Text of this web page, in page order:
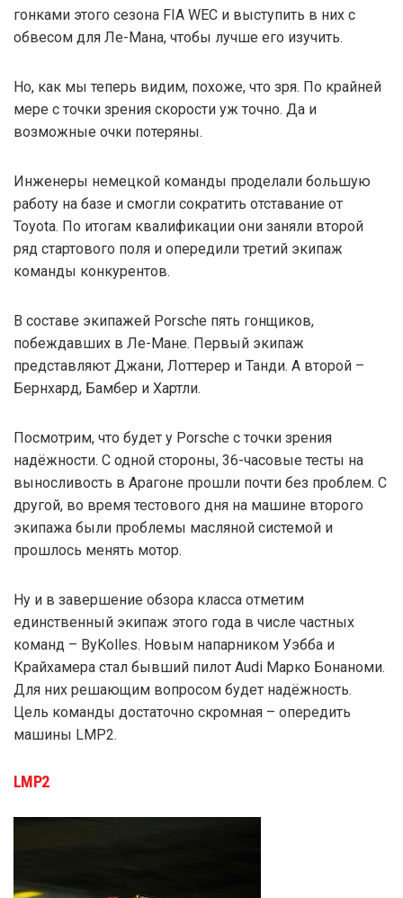
гонками этого сезона FIA WEC и выступить в них с
обвесом для Ле-Мана, чтобы лучше его изучить.
Но, как мы теперь видим, похоже, что зря. По крайней
мере с точки зрения скорости уж точно. Да и
возможные очки потеряны.
Инженеры немецкой команды проделали большую
работу на базе и смогли сократить отставание от
Toyota. По итогам квалификации они заняли второй
ряд стартового поля и опередили третий экипаж
команды конкурентов.
В составе экипажей Porsche пять гонщиков,
побеждавших в Ле-Мане. Первый экипаж
представляют Джани, Лоттерер и Танди. А второй –
Бернхард, Бамбер и Хартли.
Посмотрим, что будет у Porsche с точки зрения
надёжности. С одной стороны, 36-часовые тесты на
выносливость в Арагоне прошли почти без проблем. С
другой, во время тестового дня на машине второго
экипажа были проблемы масляной системой и
прошлось менять мотор.
Ну и в завершение обзора класса отметим
единственный экипаж этого года в числе частных
команд – ByKolles. Новым напарником Уэбба и
Крайхамера стал бывший пилот Audi Марко Бонаноми.
Для них решающим вопросом будет надёжность.
Цель команды достаточно скромная – опередить
машины LMP2.
LMP2